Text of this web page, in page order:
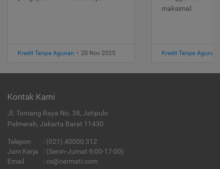
Kredit Tanpa Agunan • 20 Nov 2025
maksimal:
Kredit Tanpa Agunan
Kontak Kami
Jl. Tomang Raya No. 38, Jatipulo
Palmerah, Jakarta Barat 11430
Telepon : (021) 40000 312
Jam Kerja
: (Senin-Jumat 9:00-17:00)
Email
: cs@cermati.com